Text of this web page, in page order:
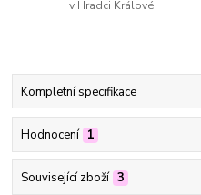
v Hradci Králové
Kompletní specifikace
Hodnocení 1
Související zboží 3